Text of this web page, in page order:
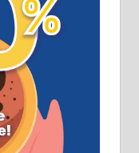
20
радно